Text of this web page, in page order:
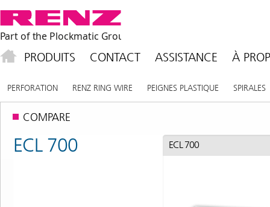
PERFORATION RENZ RING WIRE PEIGNES PLASTIQUE SPIRALES
PRODUITS CONTACT ASSISTANCE À
COMPARE
ECL 700 ECL 700
ECL 700 ECL 700